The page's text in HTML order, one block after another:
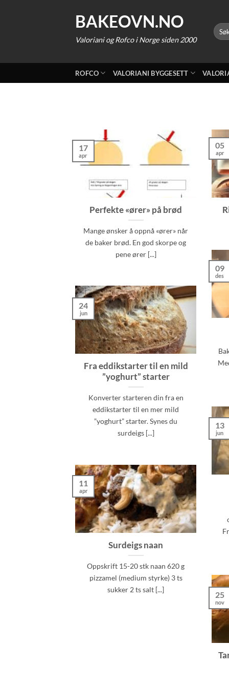
BAKEOVN.NO
Valoriani og Rofco i Norge siden 2000
Søk
etter:
ROFCO VALORIANI BYGGESETT
Perfekte «ører» på brød
Mange ønsker å oppnå «ører» når
de baker brød. En god skorpe og
pene ører [...]
17
apr
05
apr
09
des
Fra eddikstarter til en mild
”yoghurt” starter
Konverter starteren din fra en
eddikstarter til en mer mild
”yoghurt” starter. Synes du
surdeigs [...]
24
jun
13
jun
Surdeigs naan
Oppskrift 15-20 stk naan 620 g
pizzamel (medium styrke) 3 ts
sukker 2 ts salt [...]
11
apr
25
nov